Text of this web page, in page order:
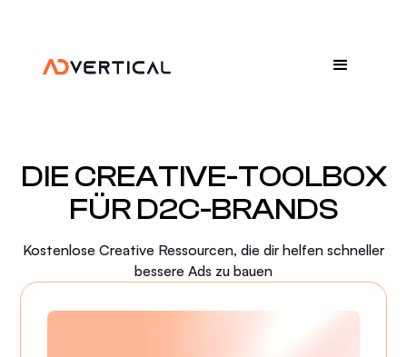
DIE CREATIVE-TOOLBOX
FÜR D2C-BRANDS
Kostenlose Creative Ressourcen, die dir helfen schneller
bessere Ads zu bauen